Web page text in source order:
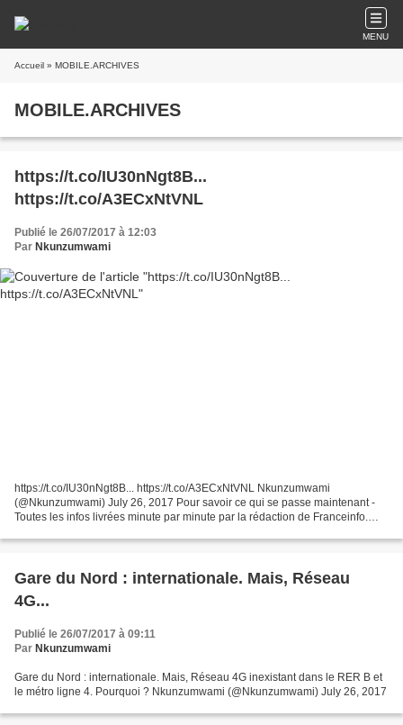
MENU
Accueil » MOBILE.ARCHIVES
MOBILE.ARCHIVES
https://t.co/IU30nNgt8B...
https://t.co/A3ECxNtVNL
Publié le 26/07/2017 à 12:03
Par Nkunzumwami
https://t.co/IU30nNgt8B... https://t.co/A3ECxNtVNL Nkunzumwami
(@Nkunzumwami) July 26, 2017 Pour savoir ce qui se passe maintenant -
Toutes les infos livrées minute par minute par la rédaction de Franceinfo.
Gare du Nord : internationale. Mais, Réseau
4G...
Publié le 26/07/2017 à 09:11
Par Nkunzumwami
Gare du Nord : internationale. Mais, Réseau 4G inexistant dans le RER B et
le métro ligne 4. Pourquoi ? Nkunzumwami (@Nkunzumwami) July 26, 2017